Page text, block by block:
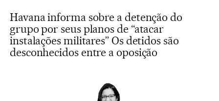
Havana informa sobre a detenção do
grupo por seus planos de “atacar
instalações militares” Os detidos são
desconhecidos entre a oposição